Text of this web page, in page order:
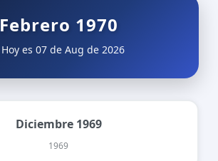
Febrero 1970
Hoy es 07 de Aug de 2026
Diciembre 1969
1969